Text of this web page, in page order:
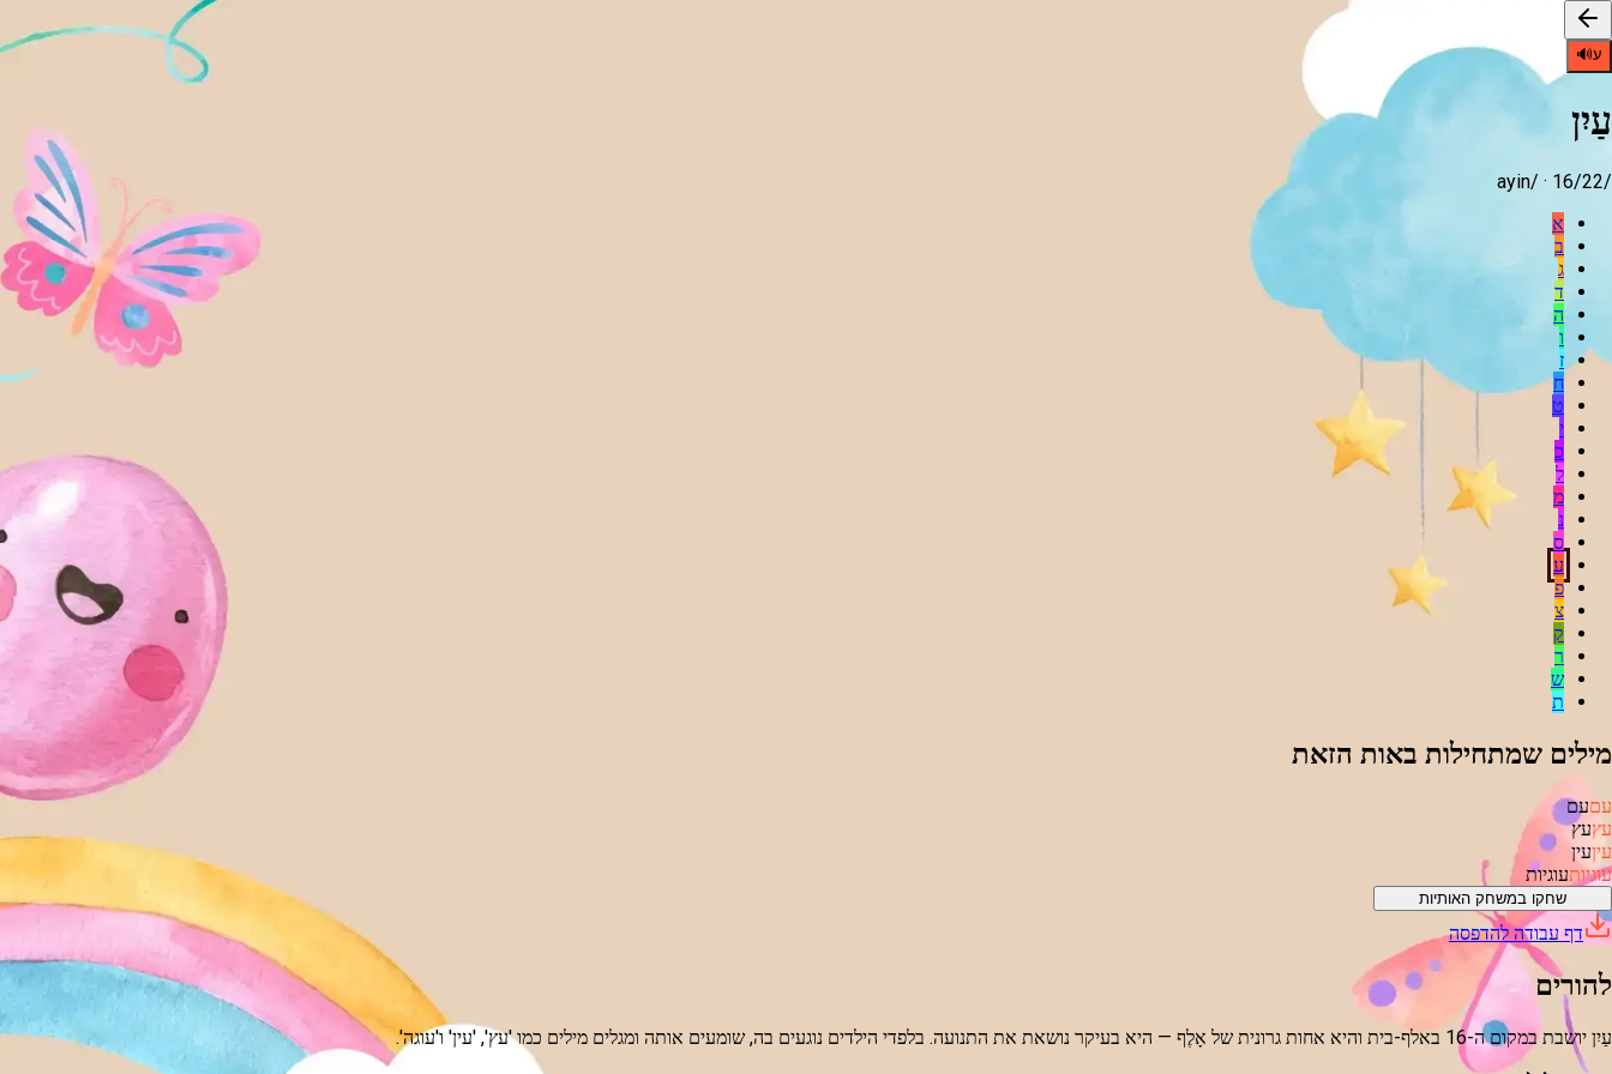
ע🔊
עַיִן
/
ayin/ · 16/22
א
ב
ג
ד
ה
ו
ז
ח
ט
י
כ
ל
מ
נ
ס
ע
פ
צ
ק
ר
ש
ת
מילים שמתחילות באות הזאת
עםעם
עץעץ
עיןעין
עוגיותעוגיות
שחקו במשחק האותיות
דף עבודה להדפסה
להורים
עַיִן יושבת במקום ה-16 באלף-בית והיא אחות גרונית של אָלֶף — היא בעיקר נושאת את התנועה. בלפדי הילדים נוגעים בה, שומעים אותה ומגלים מילים כמו 'עץ', 'עין' ו'עוגה'.